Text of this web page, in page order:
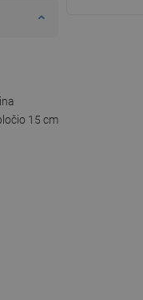
15 cm